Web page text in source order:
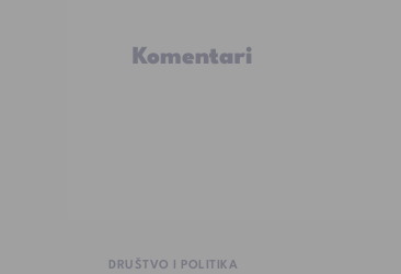
Komentari
DRUŠTVO I POLITIKA